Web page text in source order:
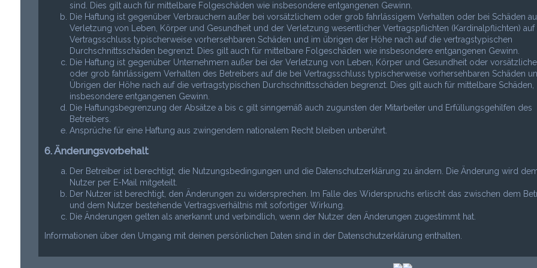
sind. Dies gilt auch für mittelbare Folgeschäden wie insbesondere entgangenen Gewinn.
Die Haftung ist gegenüber Verbrauchern außer bei vorsätzlichem oder grob fahrlässigem Verhalten oder bei Schäden
Verletzung von Leben, Körper und Gesundheit und der Verletzung wesentlicher Vertragspflichten (Kardinalpflichten) auf
Vertragsschluss typischerweise vorhersehbaren Schäden und im übrigen der Höhe nach auf die vertragstypischen
Durchschnittsschäden begrenzt. Dies gilt auch für mittelbare Folgeschäden wie insbesondere entgangenen Gewinn.
Die Haftung ist gegenüber Unternehmern außer bei der Verletzung von Leben, Körper und Gesundheit oder
oder grob fahrlässigem Verhalten des Betreibers auf die bei Vertragsschluss typischerweise vorhersehbaren Schäden
Übrigen der Höhe nach auf die vertragstypischen Durchschnittsschäden begrenzt. Dies gilt auch für mittelbare Schäden,
insbesondere entgangenen Gewinn.
Die Haftungsbegrenzung der Absätze a bis c gilt sinngemäß auch zugunsten der Mitarbeiter und Erfüllungsgehilfen des
Betreibers.
Ansprüche für eine Haftung aus zwingendem nationalem Recht bleiben unberührt.
6. Änderungsvorbehalt
Der Betreiber ist berechtigt, die Nutzungsbedingungen und die Datenschutzerklärung zu ändern. Die Änderung wird
Nutzer per E-Mail mitgeteilt.
Der Nutzer ist berechtigt, den Änderungen zu widersprechen. Im Falle des Widerspruchs erlischt das zwischen dem
und dem Nutzer bestehende Vertragsverhältnis mit sofortiger Wirkung.
Die Änderungen gelten als anerkannt und verbindlich, wenn der Nutzer den Änderungen zugestimmt hat.
Informationen über den Umgang mit deinen persönlichen Daten sind in der Datenschutzerklärung enthalten.